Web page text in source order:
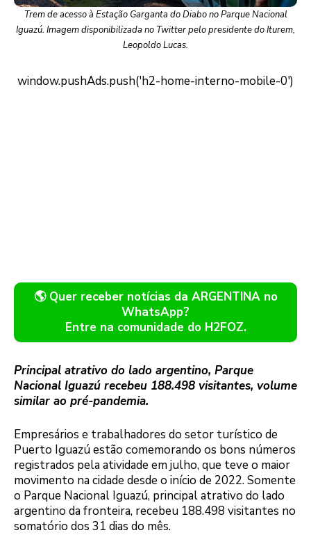
Trem de acesso à Estação Garganta do Diabo no Parque Nacional
Iguazú. Imagem disponibilizada no Twitter pelo presidente do Iturem,
Leopoldo Lucas.
🌎 Quer receber notícias da ARGENTINA no
WhatsApp?
Entre na comunidade do H2FOZ.
Principal atrativo do lado argentino, Parque
Nacional Iguazú recebeu 188.498 visitantes, volume
similar ao pré-pandemia.
Empresários e trabalhadores do setor turístico de
Puerto Iguazú estão comemorando os bons números
registrados pela atividade em julho, que teve o maior
movimento na cidade desde o início de 2022. Somente
o Parque Nacional Iguazú, principal atrativo do lado
argentino da fronteira, recebeu 188.498 visitantes no
somatório dos 31 dias do mês.